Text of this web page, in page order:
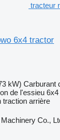
tracteur
6x4 tractor
kW) Carburant
de l'essieu 6x4
traction arrière
Co.,